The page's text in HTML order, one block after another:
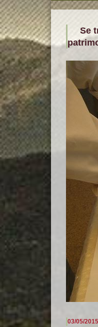
Se
03/05/